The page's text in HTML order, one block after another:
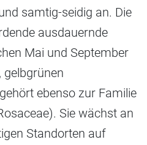
samtig-seidig an. Die
ausdauernde
Mai und September
gelbgrünen
ebenso zur Familie
Sie wächst an
Standorten auf